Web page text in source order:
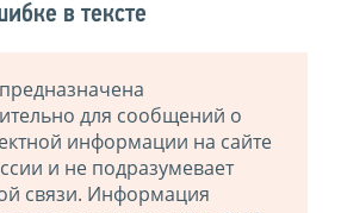
в тексте
для сообщений о
информации на сайте
и не подразумевает
связи. Информация